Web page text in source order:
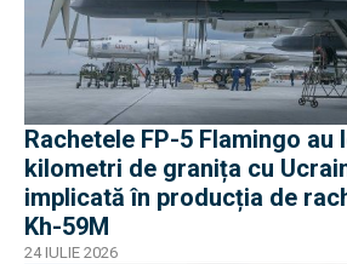
Rachetele FP-5 Flamingo au
kilometri de granița cu
implicată în producția de rachete Kh-
Kh-59M
24 IULIE 2026